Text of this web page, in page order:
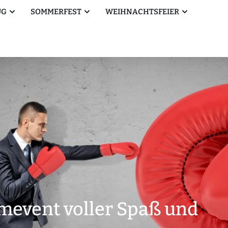
Öffne Betriebsausflug
SOMMERFEST Öffne Sommerfest
WEIHNACHTSFEIER Öffne
voller Spaß und